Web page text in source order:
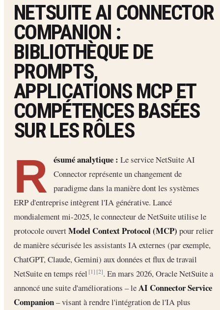
NETSUITE AI CONNECTOR
COMPANION :
BIBLIOTHÈQUE DE
PROMPTS,
APPLICATIONS MCP ET
COMPÉTENCES BASÉES
SUR LES RÔLES
R ésumé analytique : Le service NetSuite AI
Connector représente un changement de
paradigme dans la manière dont les systèmes
ERP d'entreprise intègrent l'IA générative. Lancé
mondialement mi-2025, le connecteur de NetSuite utilise le
protocole ouvertModel Context Protocol (MCP) pour relier
de manière sécurisée les assistants IA externes (par exemple,
ChatGPT, Claude, Gemini) aux données et flux de travail
NetSuite en temps réel[1] [2]. En mars 2026, Oracle NetSuite a
annoncé une suite d'améliorations – leAI Connector Service
Companion– visant à rendre l'intégration de l'IA plus